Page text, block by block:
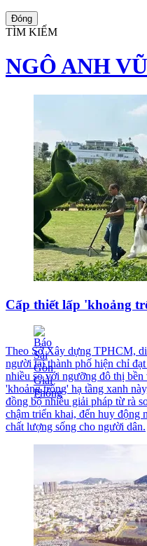
Đóng
TÌM KIẾM
NGÔ ANH VŨ
Cấp thiết lấp 'khoảng
Theo Sở Xây dựng TPHCM,
người tại thành phố hiện chỉ
nhiều so với ngưỡng đô thị
'khoảng trống' hạ tầng xanh
đồng bộ nhiều giải pháp từ rà
chậm triển khai, đến huy động
chất lượng sống cho người dân.